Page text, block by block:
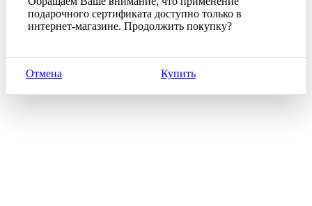
подарочного сертификата доступно только в
интернет-магазине. Продолжить покупку?
Отмена Купить